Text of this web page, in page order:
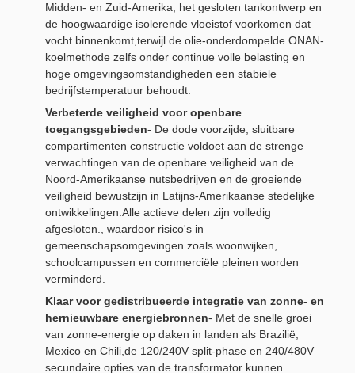
Midden- en Zuid-Amerika, het gesloten tankontwerp en
de hoogwaardige isolerende vloeistof voorkomen dat
vocht binnenkomt,terwijl de olie-onderdompelde ONAN-
koelmethode zelfs onder continue volle belasting en
hoge omgevingsomstandigheden een stabiele
bedrijfstemperatuur behoudt.
Verbeterde veiligheid voor openbare
toegangsgebieden- De dode voorzijde, sluitbare
compartimenten constructie voldoet aan de strenge
verwachtingen van de openbare veiligheid van de
Noord-Amerikaanse nutsbedrijven en de groeiende
veiligheid bewustzijn in Latijns-Amerikaanse stedelijke
ontwikkelingen.Alle actieve delen zijn volledig
afgesloten., waardoor risico's in
gemeenschapsomgevingen zoals woonwijken,
schoolcampussen en commerciële pleinen worden
verminderd.
Klaar voor gedistribueerde integratie van zonne- en
hernieuwbare energiebronnen- Met de snelle groei
van zonne-energie op daken in landen als Brazilië,
Mexico en Chili,de 120/240V split-phase en 240/480V
secundaire opties van de transformator kunnen